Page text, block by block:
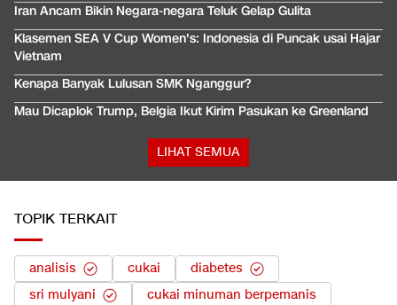
Iran Ancam Bikin Negara-negara Teluk Gelap Gulita
Klasemen SEA V Cup Women's: Indonesia di Puncak usai Hajar
Vietnam
Kenapa Banyak Lulusan SMK Nganggur?
Mau Dicaplok Trump, Belgia Ikut Kirim Pasukan ke Greenland
LIHAT SEMUA
TOPIK TERKAIT
analisis cukai
diabetes
sri mulyani
cukai minuman berpemanis